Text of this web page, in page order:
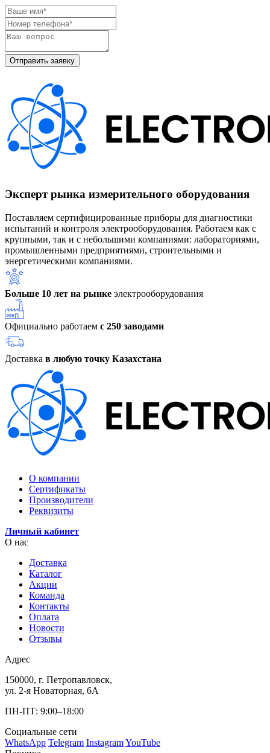
Эксперт рынка измерительного оборудования
Поставляем сертифицированные приборы для диагностики
испытаний и контроля электрооборудования. Работаем как с
крупными, так и с небольшими компаниями: лабораториями,
промышленными предприятиями, строительными и
энергетическими компаниями.
Больше 10 лет на рынке электрооборудования
Официально работаем с 250 заводами
Доставка в любую точку Казахстана
О компании
Сертификаты
Производители
Реквизиты
Личный кабинет
О нас
Доставка
Каталог
Акции
Команда
Контакты
Оплата
Новости
Отзывы
Адрес
150000, г. Петропавловск,
ул. 2-я Новаторная, 6А
ПН-ПТ: 9:00–18:00
Социальные сети
WhatsApp Telegram InstagramYouTube